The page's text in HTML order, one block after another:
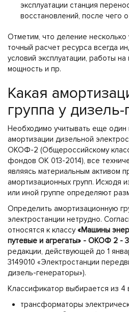
эксплуатации станция
восстановлений, после чего
Отметим, что деление несколько
точный расчет ресурса всегда
условий эксплуатации, работы
мощность и пр.
Какая
группа у дизель-
Необходимо учитывать еще
амортизации дизельной
ОКОФ-2 (Общероссийскому
фондов ОК 013-2014), все
являясь материальным активом
амортизационных групп. Исходя
или иной группе определяют
Определить амортизационную
электростанции нетрудно.
относятся к классу«Машины
путевые и агрегаты» - ОКОФ 2 -
редакции, действующей до 1
3149010 «Электростанции
дизель-генераторы»).
Классификатор выбирается из 4
трансформаторы